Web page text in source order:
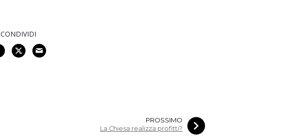
CONDIVIDI
PROSSIMO
La Chiesa realizza profitti?